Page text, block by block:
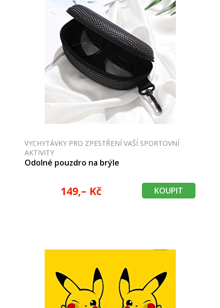
VYCHYTÁVKY PRO ZPESTŘENÍ VAŠÍ SPORTOVNÍ
AKTIVITY
Odolné pouzdro na brýle
149,– Kč KOUPIT